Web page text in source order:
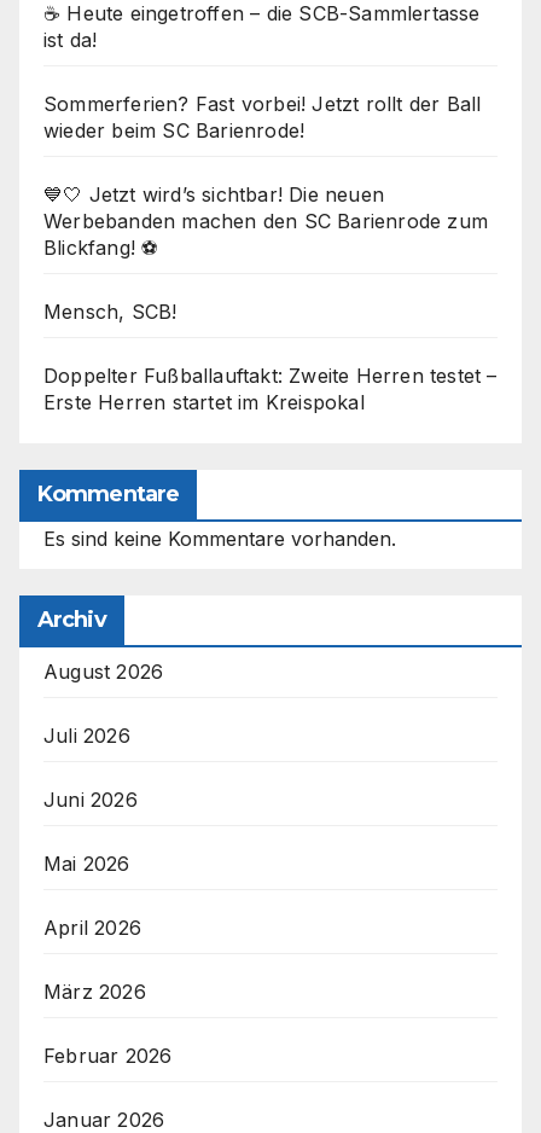
☕ Heute eingetroffen – die SCB-Sammlertasse
ist da!
Sommerferien? Fast vorbei! Jetzt rollt der Ball
wieder beim SC Barienrode!
💙🤍 Jetzt wird’s sichtbar! Die neuen
Werbebanden machen den SC Barienrode zum
Blickfang! ⚽
Mensch, SCB!
Doppelter Fußballauftakt: Zweite Herren testet –
Erste Herren startet im Kreispokal
Kommentare
Es sind keine Kommentare vorhanden.
Archiv
August 2026
Juli 2026
Juni 2026
Mai 2026
April 2026
März 2026
Februar 2026
Januar 2026